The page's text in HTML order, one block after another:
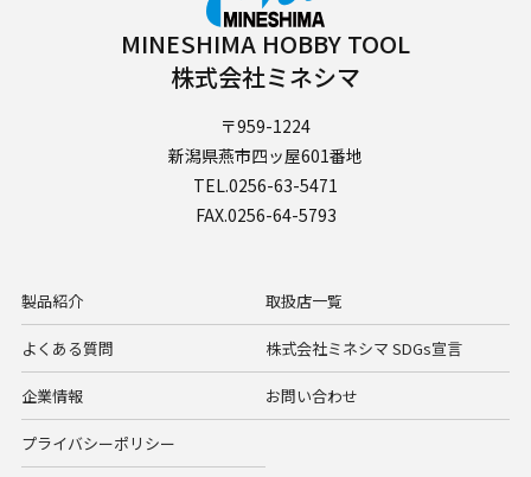
MINESHIMA HOBBY TOOL
株式会社ミネシマ
〒959-1224
新潟県燕市四ッ屋601番地
TEL.0256-63-5471
FAX.0256-64-5793
製品紹介 取扱店一覧
よくある質問 株式会社ミネシマ SDGs宣言
企業情報 お問い合わせ
プライバシーポリシー